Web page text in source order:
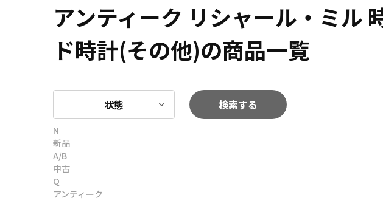
アンティーク リシャール・ミ
ド時計(その他)の商品一覧
状態 検索する
N
新品
A/B
中古
Q
アンティーク